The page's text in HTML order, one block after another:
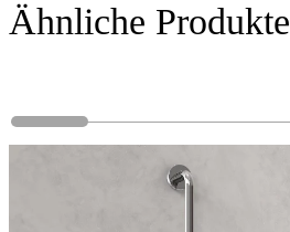
Ähnliche Produkte